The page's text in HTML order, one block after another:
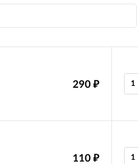
290 ₽
110 ₽